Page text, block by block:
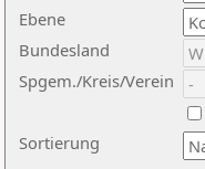
Ebene
Sortierung
Bundesland
Spgem./Kreis/Verein